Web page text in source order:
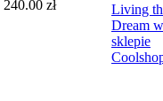
240.00 zł
Living
Dream w
sklepie